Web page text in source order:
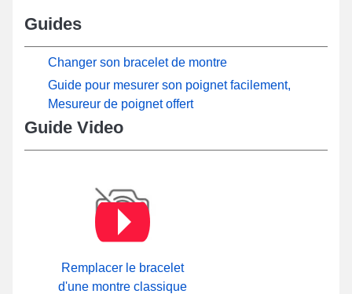
Guides
Changer son bracelet de montre
Guide pour mesurer son poignet facilement,
Mesureur de poignet offert
Guide Video
Remplacer le bracelet
d'une montre classique